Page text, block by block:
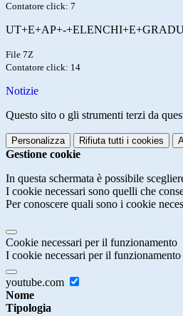
Contatore click: 7
UT+E+AP+-
File 7Z
Contatore click: 14
Notizie
Questo sito o gli strumenti terzi da
Personalizza Rifiuta tutti i cookies
Gestione cookie
In questa schermata è possibile
I cookie necessari sono quelli che
Per conoscere quali sono i cookie
Cookie necessari per il funzionamento
I cookie necessari per il
youtube.com
Nome
Tipologia